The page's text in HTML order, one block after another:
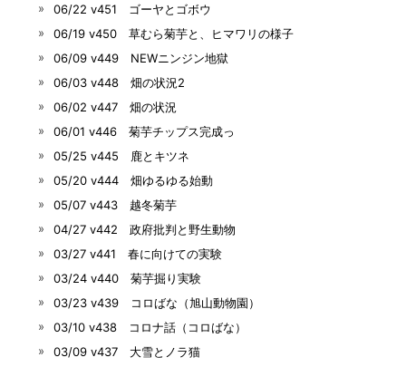
06/22 v451 ゴーヤとゴボウ
06/19 v450 草むら菊芋と、ヒマワリの様子
06/09 v449 NEWニンジン地獄
06/03 v448 畑の状況2
06/02 v447 畑の状況
06/01 v446 菊芋チップス完成っ
05/25 v445 鹿とキツネ
05/20 v444 畑ゆるゆる始動
05/07 v443 越冬菊芋
04/27 v442 政府批判と野生動物
03/27 v441 春に向けての実験
03/24 v440 菊芋掘り実験
03/23 v439 コロばな（旭山動物園）
03/10 v438 コロナ話（コロばな）
03/09 v437 大雪とノラ猫